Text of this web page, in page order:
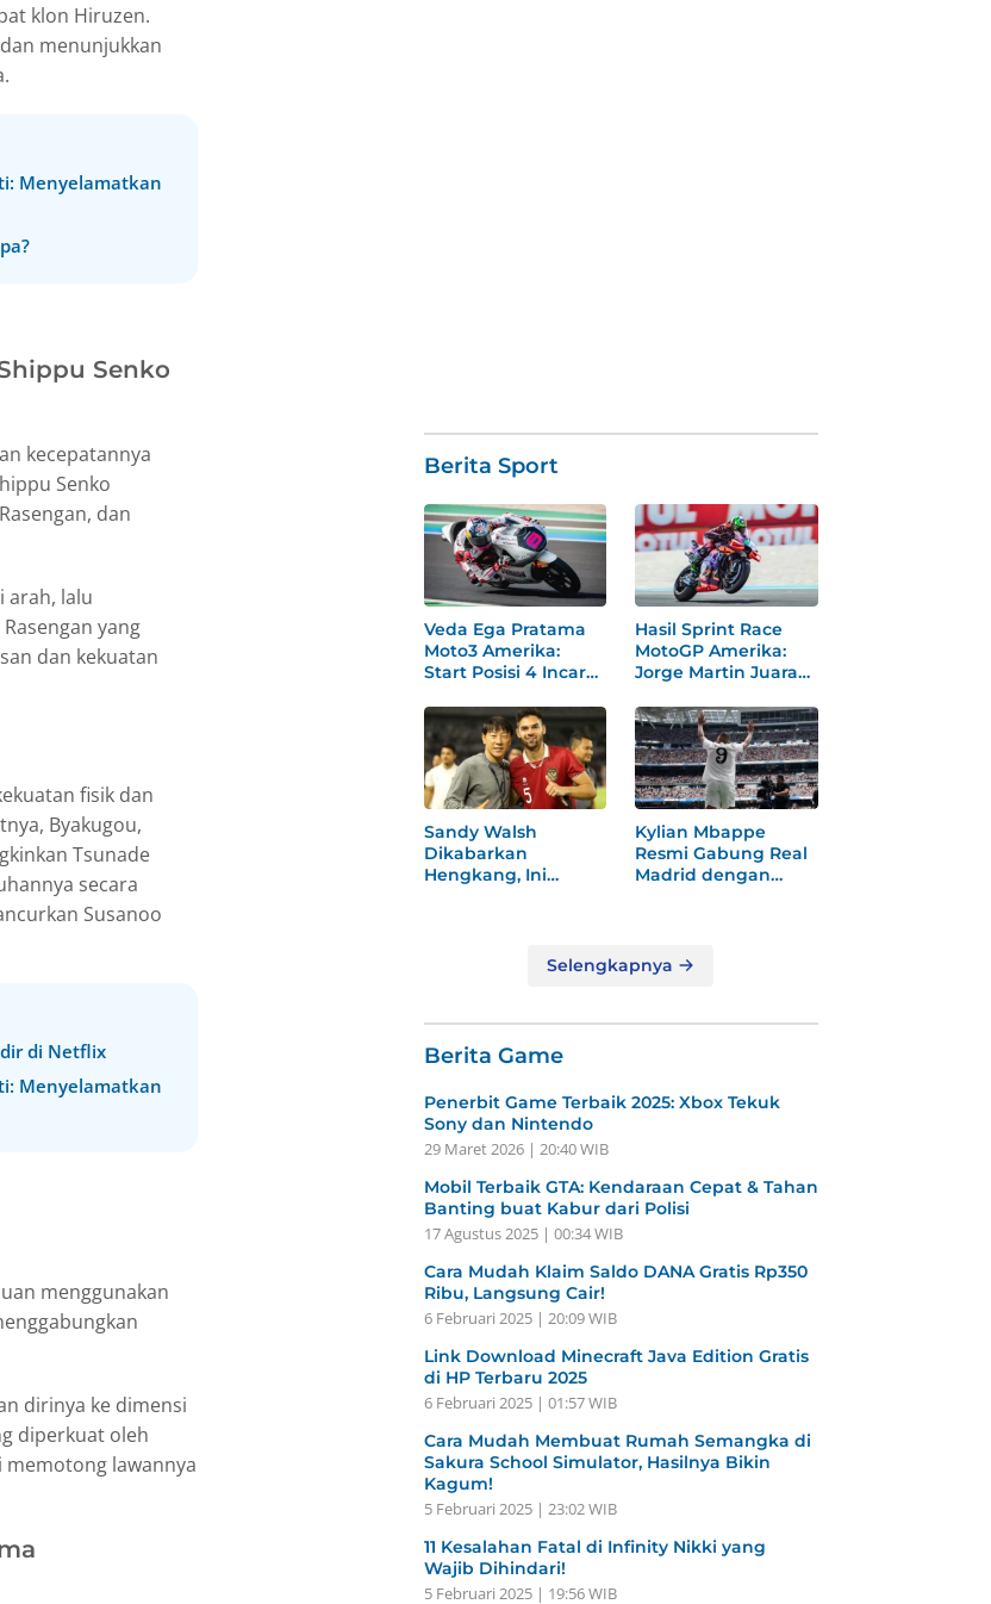
klon Hiruzen.
menunjukkan
Menyelamatkan
Senko
kecepatannya
Senko
dan
arah, lalu
yang
dan kekuatan
fisik dan
Byakugou,
Tsunade
secara
Susanoo
di Netflix
Menyelamatkan
menggunakan
dirinya ke dimensi
diperkuat oleh
memotong lawannya
Berita Sport
Veda Ega Pratama
Moto3 Amerika:
Start Posisi 4 Incar
Hasil Sprint Race
MotoGP Amerika:
Jorge Martin Juara
Sandy Walsh
Dikabarkan
Hengkang, Ini
Kylian Mbappe
Resmi Gabung Real
Madrid dengan
Selengkapnya
Berita Game
Penerbit Game Terbaik 2025: Xbox Tekuk
Sony dan Nintendo
29 Maret 2026 | 20:40 WIB
Mobil Terbaik GTA: Kendaraan Cepat & Tahan
Banting buat Kabur dari Polisi
17 Agustus 2025 | 00:34 WIB
Cara Mudah Klaim Saldo DANA Gratis Rp350
Ribu, Langsung Cair!
6 Februari 2025 | 20:09 WIB
Link Download Minecraft Java Edition Gratis
di HP Terbaru 2025
6 Februari 2025 | 01:57 WIB
Cara Mudah Membuat Rumah Semangka di
Sakura School Simulator, Hasilnya Bikin
Kagum!
5 Februari 2025 | 23:02 WIB
11 Kesalahan Fatal di Infinity Nikki yang
Wajib Dihindari!
5 Februari 2025 | 19:56 WIB